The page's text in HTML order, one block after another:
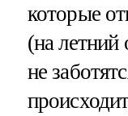
которые
(на
не